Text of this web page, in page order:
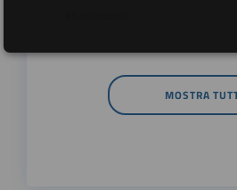
MOSTRA